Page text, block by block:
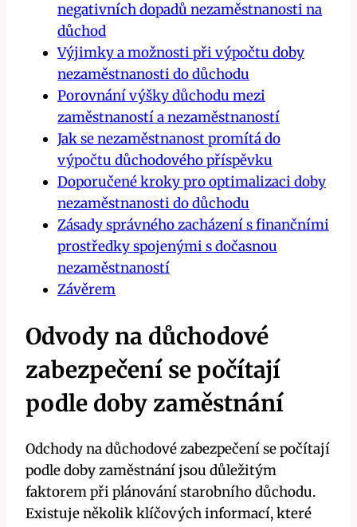
negativních dopadů nezaměstnanosti na
důchod
Výjimky a možnosti při výpočtu doby
nezaměstnanosti do důchodu
Porovnání výšky důchodu mezi
zaměstnaností a nezaměstnaností
Jak se nezaměstnanost promítá do
výpočtu důchodového příspěvku
Doporučené kroky pro optimalizaci doby
nezaměstnanosti do důchodu
Zásady správného zacházení s finančními
prostředky spojenými s dočasnou
nezaměstnaností
Závěrem
Odvody na důchodové
zabezpečení se počítají
podle doby zaměstnání
Odchody na důchodové zabezpečení se počítají
podle doby zaměstnání jsou důležitým
faktorem při plánování starobního důchodu.
Existuje několik klíčových informací, které